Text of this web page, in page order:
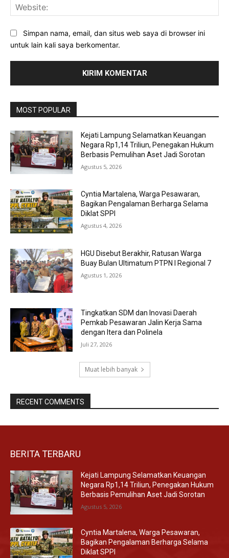
Simpan nama, email, dan situs web saya di browser ini
untuk lain kali saya berkomentar.
MOST POPULAR
Kejati Lampung Selamatkan Keuangan
Negara Rp1,14 Triliun, Penegakan Hukum
Berbasis Pemulihan Aset Jadi Sorotan
Agustus 5, 2026
Cyntia Martalena, Warga Pesawaran,
Bagikan Pengalaman Berharga Selama
Diklat SPPI
Agustus 4, 2026
HGU Disebut Berakhir, Ratusan Warga
Buay Bulan Ultimatum PTPN I Regional 7
Agustus 1, 2026
Tingkatkan SDM dan Inovasi Daerah
Pemkab Pesawaran Jalin Kerja Sama
dengan Itera dan Polinela
Juli 27, 2026
Muat lebih banyak
RECENT COMMENTS
BERITA TERBARU
Kejati Lampung Selamatkan Keuangan
Negara Rp1,14 Triliun, Penegakan Hukum
Berbasis Pemulihan Aset Jadi Sorotan
Agustus 5, 2026
Cyntia Martalena, Warga Pesawaran,
Bagikan Pengalaman Berharga Selama
Diklat SPPI